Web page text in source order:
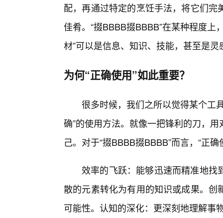
配，再通过特定的烹饪手法，将它们
佳肴。“掇BBBB掇BBBB”在某种程度
材”可以是信息、知识、技能，甚至是灵
为何“正确使用”如此重要？
很多时候，我们之所以觉得某个工
确”的使用方法。就像一把锋利的刀，
己。对于“掇BBBB掇BBBB”而言，“正确
效率的飞跃：能够迅速而精准地找
散的元素转化为有用的知识或成果。
可能性。认知的深化：更深刻地理解事